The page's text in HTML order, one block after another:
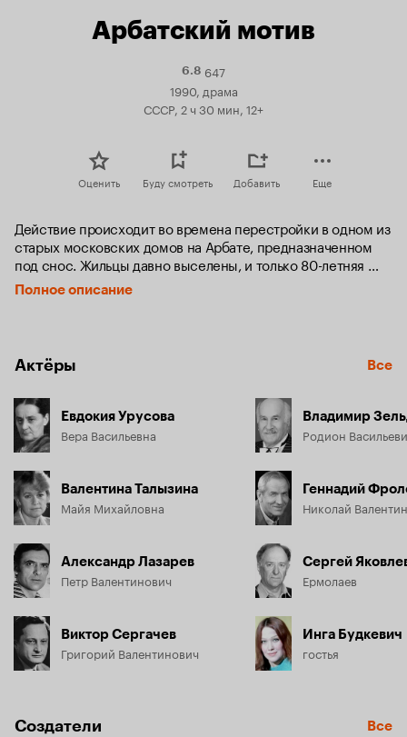
Арбатский мотив
6.8Рейтинг
Кинопоиска
6.8
647
1990, драма
СССР, 2 ч 30 мин, 12+
Оценить Буду смотреть Добавить Еще
Действие происходит во времена перестройки в одном из
старых московских домов на Арбате, предназначенном
под снос. Жильцы давно выселены, и только 80-летняя
Вера Васильевна не хочет уезжать, утверждая, что в этом
доме бывали Есенин, Маяковский, Булгаков...
Полное описание
Актёры Все
Евдокия Урусова
Вера Васильевна
Валентина Талызина
Майя Михайловна
Александр Лазарев
Петр Валентинович
Виктор Сергачев
Григорий Валентинович
Владимир
Родион
Геннадий
Николай
Сергей
Ермолаев
Инга Будкевич
гостья
Создатели Все